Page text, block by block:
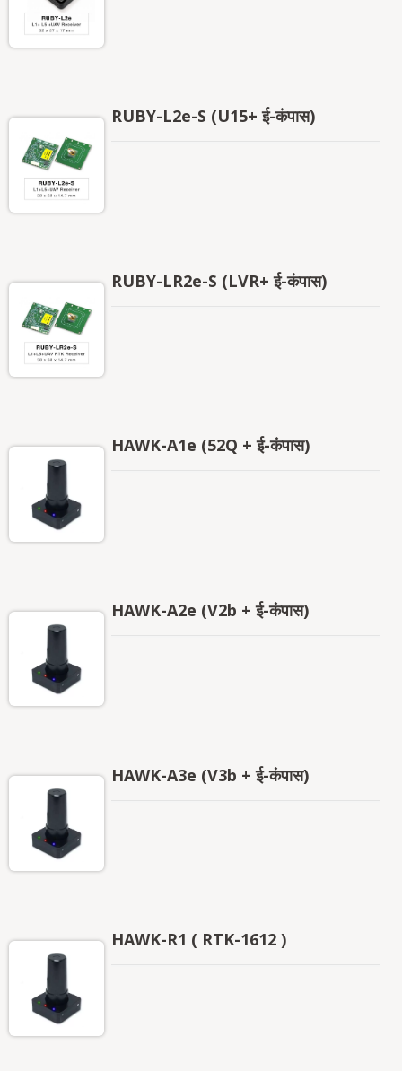
RUBY-L2e-S (U15+ ई-कंपास)
RUBY-LR2e-S (LVR+ ई-कंपास)
HAWK-A1e (52Q + ई-कंपास)
HAWK-A2e (V2b + ई-कंपास)
HAWK-A3e (V3b + ई-कंपास)
HAWK-R1 ( RTK-1612 )